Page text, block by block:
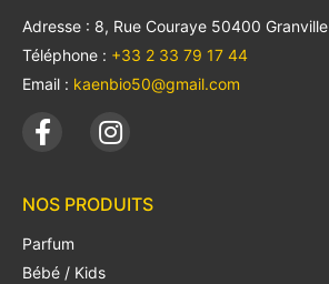
Adresse : 8, Rue Couraye 50400 Granville
Téléphone : +33 2 33 79 17 44
Email : kaenbio50@gmail.com
NOS PRODUITS
Parfum
Bébé / Kids